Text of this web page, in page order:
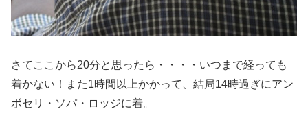
さてここから20分と思ったら・・・・いつまで経っても
着かない！また1時間以上かかって、結局14時過ぎにアン
ボセリ・ソパ・ロッジに着。